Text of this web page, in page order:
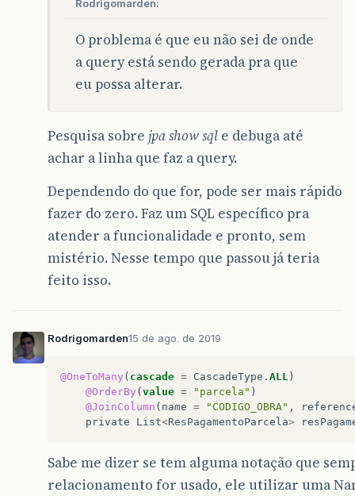
Rodrigomarden:
O problema é que eu não sei de onde
a query está sendo gerada pra que
eu possa alterar.
Pesquisa sobre jpa show sql e debuga até
achar a linha que faz a query.
Dependendo do que for, pode ser mais rápido
fazer do zero. Faz um SQL específico pra
atender a funcionalidade e pronto, sem
mistério. Nesse tempo que passou já teria
feito isso.
Rodrigomarden15 de ago. de 2019
@OneToMany ( cascade = CascadeType . ALL )
@OrderBy ( value = "parcela" )
@JoinColumn ( name = "CODIGO_OBRA" ,
private
List<ResPagamentoParcela>
Sabe me dizer se tem alguma notação que
relacionamento for usado, ele utilizar uma